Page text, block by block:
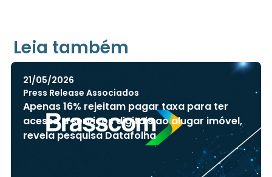
Leia também
21/05/2026
Press Release Associados
Apenas 16% rejeitam pagar taxa para ter
acesso a serviços digitais ao alugar imóvel,
revela pesquisa Datafolha